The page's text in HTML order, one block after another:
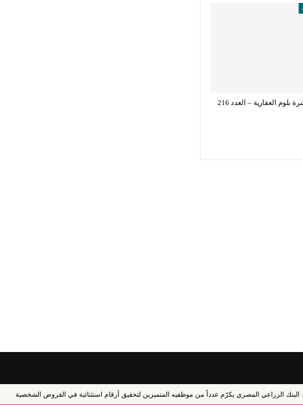
العقارية – العدد 216
المصري يكرّم عدداً من موظفيه المتميزين لتحقيق أرقام استثنائية في القروض الشخصية التبادل